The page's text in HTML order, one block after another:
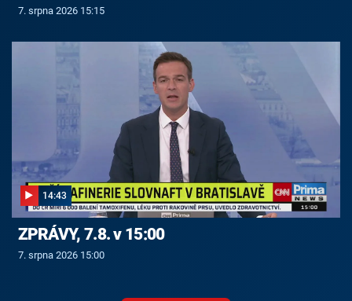
7. srpna 2026 15:15
14:43
ZPRÁVY, 7.8. v 15:00
7. srpna 2026 15:00